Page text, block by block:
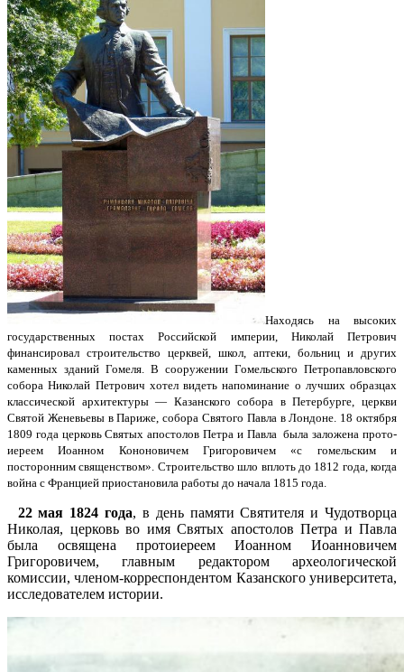
Находясь на высоких
государственных постах Российской империи, Николай Петрович
финансировал строи­тельство церквей, школ, аптеки, больниц и других
каменных зданий Гомеля. В сооружении Гомельского Петропавловского
собора Николай Петрович хотел видеть напоминание о лучших образцах
классической архитектуры — Казанского собора в Петербурге, церкви
Святой Женевьевы в Париже, собора Святого Павла в Лондоне. 18 октября
1809 года церковь Святых апостолов Петра и Павла была заложена прото­
иереем Иоанном Кононовичем Григоровичем «с гомельским и
посторонним священством». Строительство шло вплоть до 1812 года, когда
война с Францией приостановила работы до начала 1815 года.
22 мая 1824 года, в день памяти Святителя и Чудотворца
Николая, церковь во имя Святых апостолов Петра и Павла
была освящена протоиереем Иоанном Иоанновичем
Григоровичем, главным редактором археологической
комиссии, членом-корреспондентом Казанского университета,
исследователем истории.